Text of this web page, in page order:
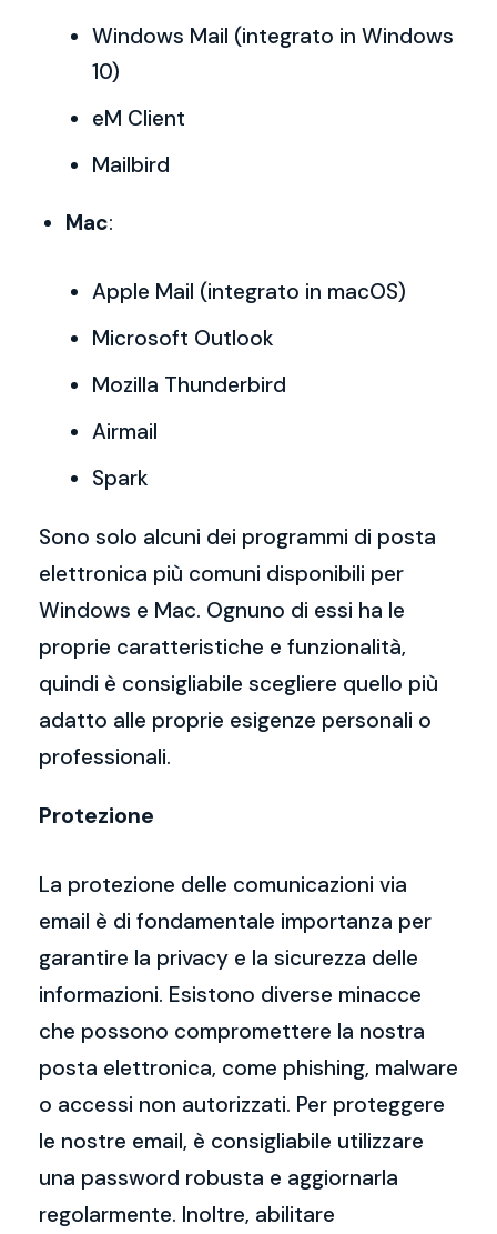
Windows Mail (integrato in Windows
10)
eM Client
Mailbird
Mac:
Apple Mail (integrato in macOS)
Microsoft Outlook
Mozilla Thunderbird
Airmail
Spark
Sono solo alcuni dei programmi di posta
elettronica più comuni disponibili per
Windows e Mac. Ognuno di essi ha le
proprie caratteristiche e funzionalità,
quindi è consigliabile scegliere quello più
adatto alle proprie esigenze personali o
professionali.
Protezione
La protezione delle comunicazioni via
email è di fondamentale importanza per
garantire la privacy e la sicurezza delle
informazioni. Esistono diverse minacce
che possono compromettere la nostra
posta elettronica, come phishing, malware
o accessi non autorizzati. Per proteggere
le nostre email, è consigliabile utilizzare
una password robusta e aggiornarla
regolarmente. Inoltre, abilitare